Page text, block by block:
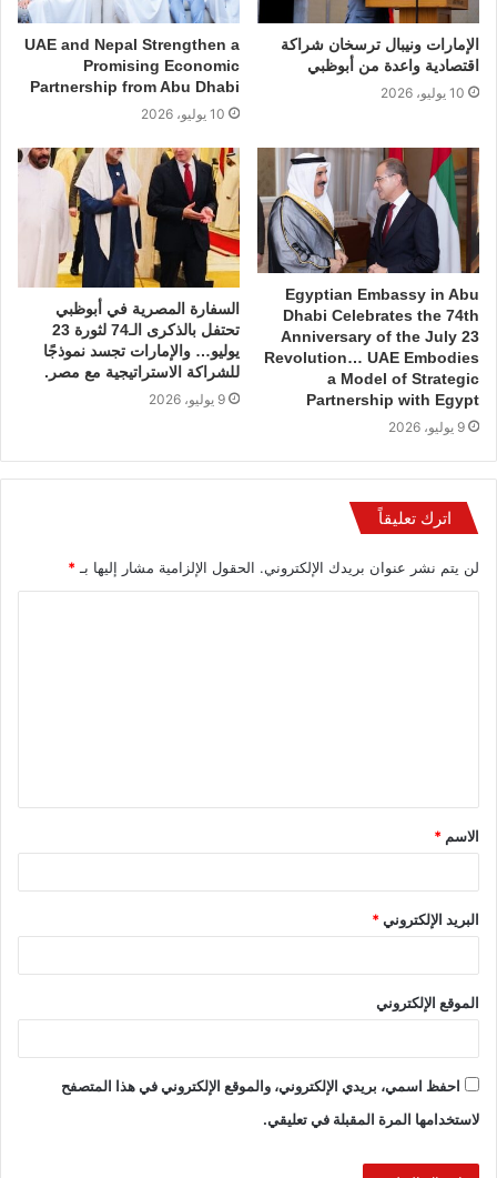
الإمارات ونيبال ترسخان شراكة
اقتصادية واعدة من أبوظبي
10 يوليو، 2026
UAE and Nepal Strengthen a
Promising Economic
Partnership from Abu Dhabi
10 يوليو، 2026
Egyptian Embassy in Abu
Dhabi Celebrates the 74th
Anniversary of the July 23
Revolution… UAE Embodies
a Model of Strategic
Partnership with Egypt
9 يوليو، 2026
السفارة المصرية في أبوظبي
تحتفل بالذكرى الـ74 لثورة 23
يوليو… والإمارات تجسد نموذجًا
للشراكة الاستراتيجية مع مصر.
9 يوليو، 2026
اترك تعليقاً
لن يتم نشر عنوان بريدك الإلكتروني. الحقول الإلزامية مشار إليها بـ *
الاسم *
البريد الإلكتروني*
الموقع الإلكتروني
احفظ اسمي، بريدي الإلكتروني، والموقع الإلكتروني في هذا المتصفح
لاستخدامها المرة المقبلة في تعليقي.